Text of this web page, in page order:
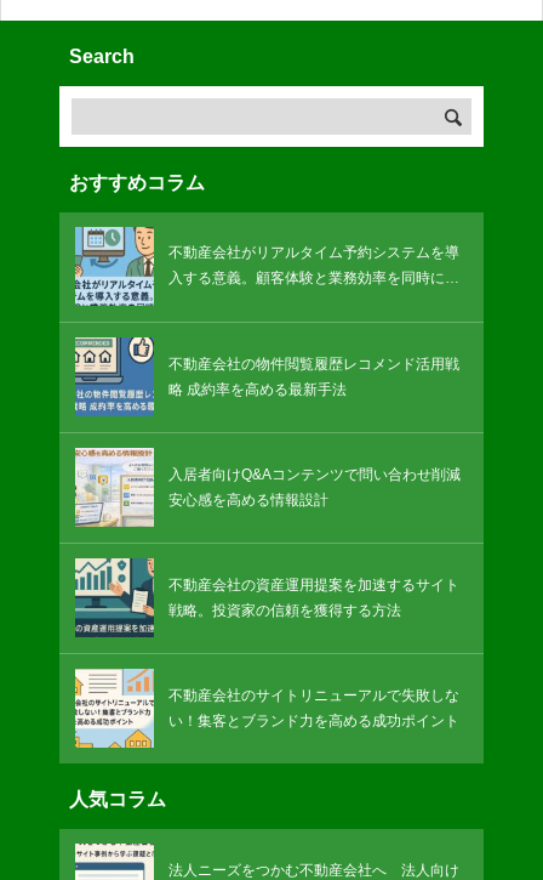
Search
おすすめコラム
不動産会社がリアルタイム予約システムを導
入する意義。顧客体験と業務効率を同時に改
不動産会社の物件閲覧履歴レコメンド活用戦
略 成約率を高める最新手法
入居者向けQ&Aコンテンツで問い合わせ削減
安心感を高める情報設計
不動産会社の資産運用提案を加速するサイト
戦略。投資家の信頼を獲得する方法
不動産会社のサイトリニューアルで失敗しな
い！集客とブランド力を高める成功ポイント
人気コラム
法人ニーズをつかむ不動産会社へ 法人向け